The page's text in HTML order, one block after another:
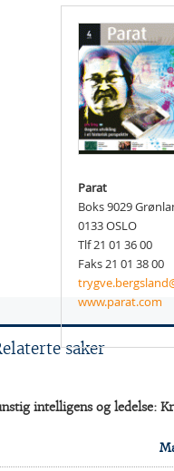
Parat
Boks 9029
0133 OSLO
Tlf 21 01 36 00
Faks 21 01 38 00
www.parat.com
saker
intelligens og ledelse: